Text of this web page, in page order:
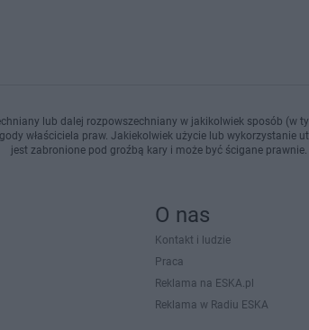
lub dalej rozpowszechniany w jakikolwiek sposób
właściciela praw. Jakiekolwiek użycie lub wykorzystanie
jest zabronione pod groźbą kary i może być ścigane prawnie.
O nas
Kontakt i ludzie
Praca
Reklama na ESKA.pl
Reklama w Radiu ESKA